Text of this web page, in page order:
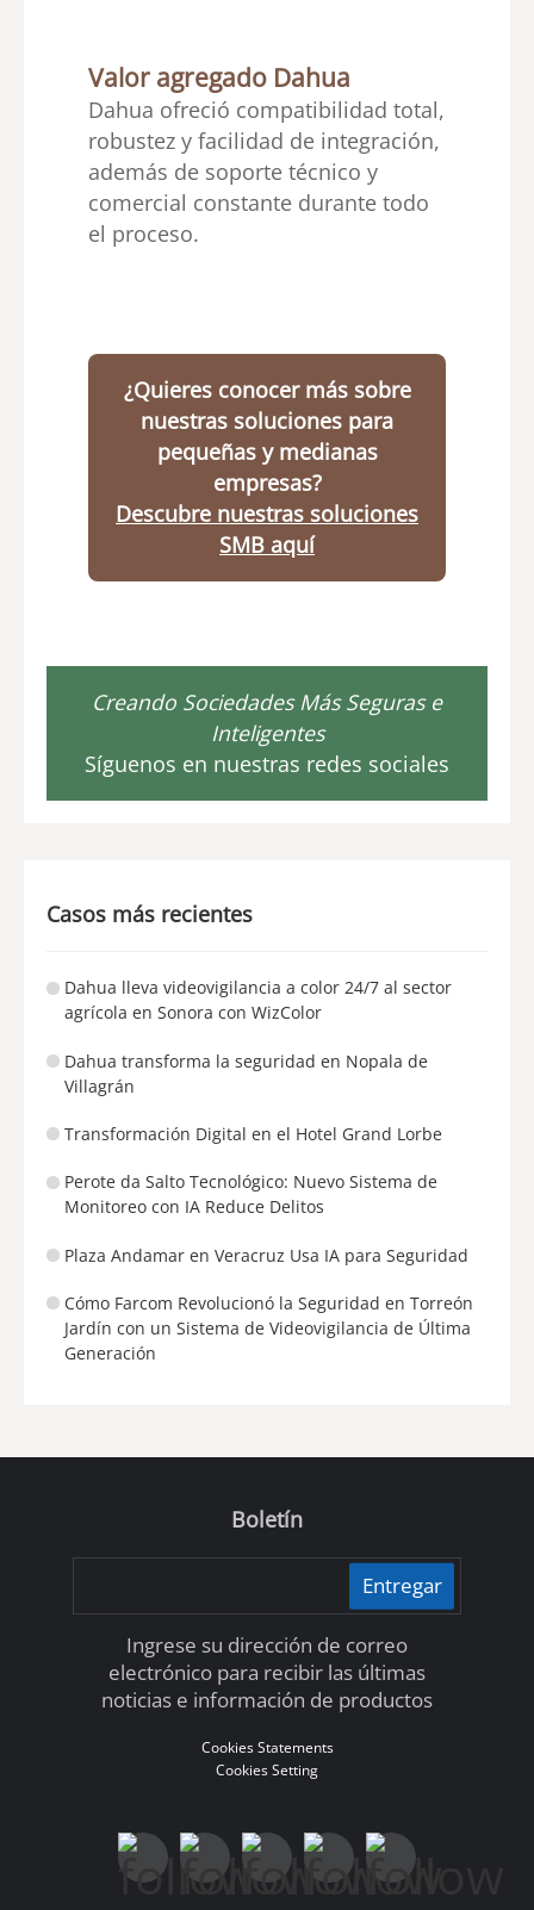
Valor agregado Dahua
Dahua ofreció compatibilidad total,
robustez y facilidad de integración,
además de soporte técnico y
comercial constante durante todo
el proceso.
¿Quieres conocer más sobre
nuestras soluciones para
pequeñas y medianas
empresas?
Descubre nuestras soluciones
SMB aquí
Creando Sociedades Más Seguras e
Inteligentes
Síguenos en nuestras redes sociales
Casos más recientes
Dahua lleva videovigilancia a color 24/7 al sector
agrícola en Sonora con WizColor
Dahua transforma la seguridad en Nopala de
Villagrán
Transformación Digital en el Hotel Grand Lorbe
Perote da Salto Tecnológico: Nuevo Sistema de
Monitoreo con IA Reduce Delitos
Plaza Andamar en Veracruz Usa IA para Seguridad
Cómo Farcom Revolucionó la Seguridad en Torreón
Jardín con un Sistema de Videovigilancia de Última
Generación
Boletín
Entregar
Ingrese su dirección de correo
electrónico para recibir las últimas
noticias e información de productos
Cookies Statements
Cookies Setting